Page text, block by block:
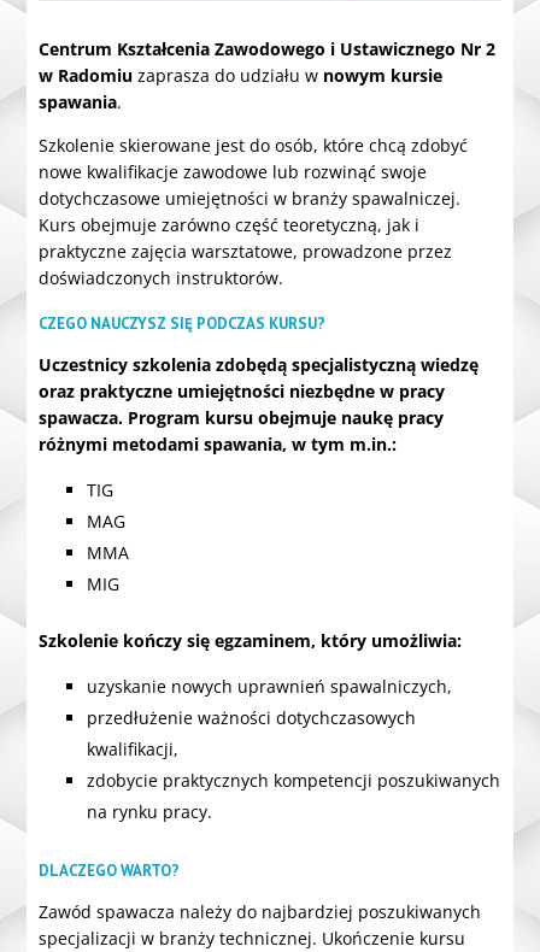
Centrum Kształcenia Zawodowego i Ustawicznego Nr 2
w Radomiu zaprasza do udziału w nowym kursie
spawania.
Szkolenie skierowane jest do osób, które chcą zdobyć
nowe kwalifikacje zawodowe lub rozwinąć swoje
dotychczasowe umiejętności w branży spawalniczej.
Kurs obejmuje zarówno część teoretyczną, jak i
praktyczne zajęcia warsztatowe, prowadzone przez
doświadczonych instruktorów.
CZEGO NAUCZYSZ SIĘ PODCZAS KURSU?
Uczestnicy szkolenia zdobędą specjalistyczną wiedzę
oraz praktyczne umiejętności niezbędne w pracy
spawacza. Program kursu obejmuje naukę pracy
różnymi metodami spawania, w tym m.in.:
TIG
MAG
MMA
MIG
Szkolenie kończy się egzaminem, który umożliwia:
uzyskanie nowych uprawnień spawalniczych,
przedłużenie ważności dotychczasowych
kwalifikacji,
zdobycie praktycznych kompetencji poszukiwanych
na rynku pracy.
DLACZEGO WARTO?
Zawód spawacza należy do najbardziej poszukiwanych
specjalizacji w branży technicznej. Ukończenie kursu